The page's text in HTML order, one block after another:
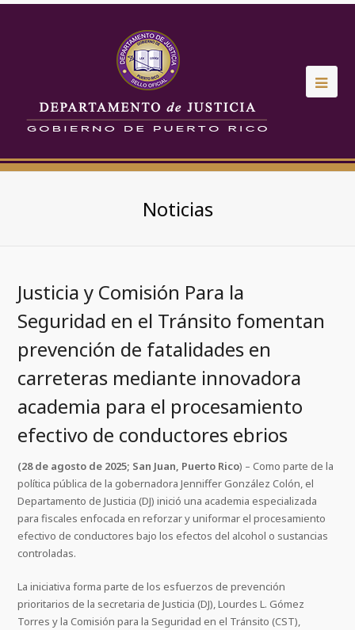
Noticias
Justicia y Comisión Para la
Seguridad en el Tránsito fomentan
prevención de fatalidades en
carreteras mediante innovadora
academia para el procesamiento
efectivo de conductores ebrios
(28 de agosto de 2025; San Juan, Puerto Rico) – Como parte de la
política pública de la gobernadora Jenniffer González Colón, el
Departamento de Justicia (DJ) inició una academia especializada
para fiscales enfocada en reforzar y uniformar el procesamiento
efectivo de conductores bajo los efectos del alcohol o sustancias
controladas.
La iniciativa forma parte de los esfuerzos de prevención
prioritarios de la secretaria de Justicia (DJ), Lourdes L. Gómez
Torres y la Comisión para la Seguridad en el Tránsito (CST),